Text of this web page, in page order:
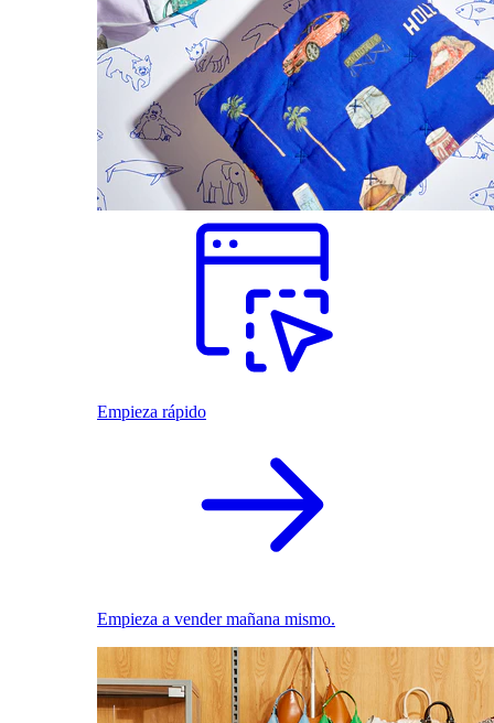
Empieza rápido
Empieza a vender mañana mismo.